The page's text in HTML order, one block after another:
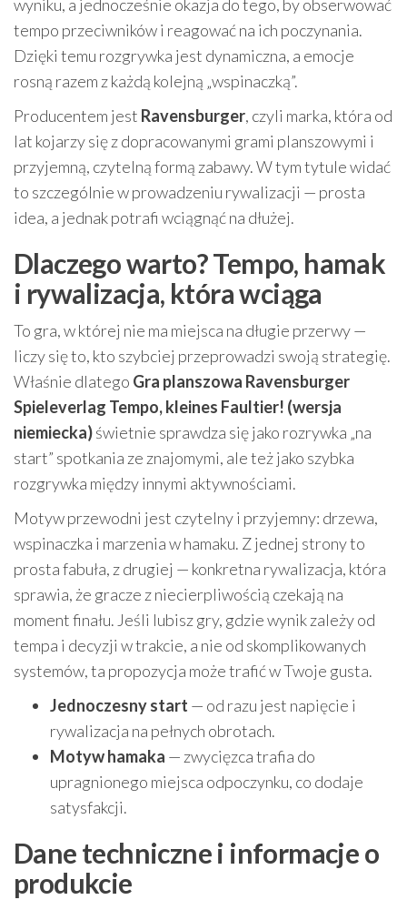
wyniku, a jednocześnie okazja do tego, by obserwować
tempo przeciwników i reagować na ich poczynania.
Dzięki temu rozgrywka jest dynamiczna, a emocje
rosną razem z każdą kolejną „wspinaczką”.
Producentem jest Ravensburger, czyli marka, która od
lat kojarzy się z dopracowanymi grami planszowymi i
przyjemną, czytelną formą zabawy. W tym tytule widać
to szczególnie w prowadzeniu rywalizacji — prosta
idea, a jednak potrafi wciągnąć na dłużej.
Dlaczego warto? Tempo, hamak
i rywalizacja, która wciąga
To gra, w której nie ma miejsca na długie przerwy —
liczy się to, kto szybciej przeprowadzi swoją strategię.
Właśnie dlatego Gra planszowa Ravensburger
Spieleverlag Tempo, kleines Faultier! (wersja
niemiecka)świetnie sprawdza się jako rozrywka „na
start” spotkania ze znajomymi, ale też jako szybka
rozgrywka między innymi aktywnościami.
Motyw przewodni jest czytelny i przyjemny: drzewa,
wspinaczka i marzenia w hamaku. Z jednej strony to
prosta fabuła, z drugiej — konkretna rywalizacja, która
sprawia, że gracze z niecierpliwością czekają na
moment finału. Jeśli lubisz gry, gdzie wynik zależy od
tempa i decyzji w trakcie, a nie od skomplikowanych
systemów, ta propozycja może trafić w Twoje gusta.
Jednoczesny start — od razu jest napięcie i
rywalizacja na pełnych obrotach.
Motyw hamaka — zwycięzca trafia do
upragnionego miejsca odpoczynku, co dodaje
satysfakcji.
Dane techniczne i informacje o
produkcie